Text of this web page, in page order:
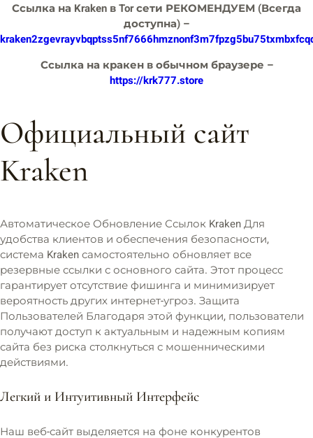
Ссылка на Kraken в Tor сети РЕКОМЕНДУЕМ (Всегда
доступна) –
Ссылка на кракен в обычном браузере –
https://krk777.store
Официальный сайт
Kraken
Автоматическое Обновление Ссылок Kraken Для
удобства клиентов и обеспечения безопасности,
система Kraken самостоятельно обновляет все
резервные ссылки с основного сайта. Этот процесс
гарантирует отсутствие фишинга и минимизирует
вероятность других интернет-угроз. Защита
Пользователей Благодаря этой функции, пользователи
получают доступ к актуальным и надежным копиям
сайта без риска столкнуться с мошенническими
действиями.
Легкий и Интуитивный Интерфейс
Наш веб-сайт выделяется на фоне конкурентов